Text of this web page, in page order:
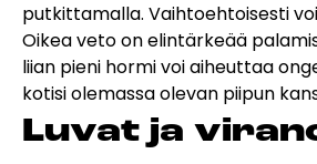
putkittamalla. Vaihtoehtoisesti
Oikea veto on elintärkeää
liian pieni hormi voi aiheuttaa
kotisi olemassa olevan piipun
Lu­vat ja